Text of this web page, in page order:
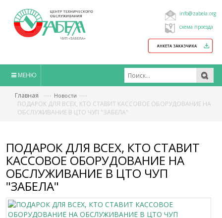
info@zabela.org
схема проезда
МЕНЮ
Главная —› Новости —›
ПОДАРОК ДЛЯ ВСЕХ, КТО СТАВИТ КАССОВОЕ ОБОРУДОВАНИЕ НА
ОБСЛУЖИВАНИЕ В ЦТО ЧУП "ЗАБЕЛА"
ПОДАРОК ДЛЯ ВСЕХ, КТО СТАВИТ
КАССОВОЕ ОБОРУДОВАНИЕ НА
ОБСЛУЖИВАНИЕ В ЦТО ЧУП
"ЗАБЕЛА"